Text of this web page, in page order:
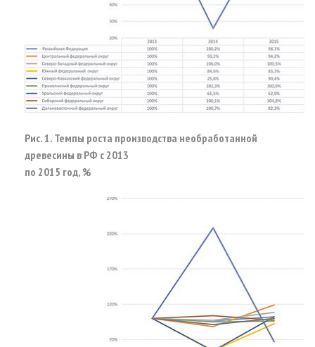
Рис. 1. Темпы роста производства необработанной
древесины в РФ с 2013
по 2015 год, %